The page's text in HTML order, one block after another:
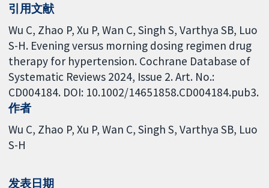
引用文献
Wu C, Zhao P, Xu P, Wan C, Singh S, Varthya SB, Luo
S-H. Evening versus morning dosing regimen drug
therapy for hypertension. Cochrane Database of
Systematic Reviews 2024, Issue 2. Art. No.:
CD004184. DOI: 10.1002/14651858.CD004184.pub3.
作者
Wu C Zhao P Xu P Wan C Singh S Varthya SB Luo
S-H
发表日期